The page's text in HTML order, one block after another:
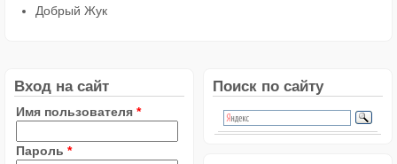
Добрый Жук
Вход на сайт
Имя пользователя *
Пароль *
Поиск по сайту